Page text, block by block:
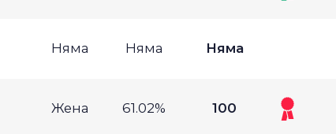
Няма Няма Няма
Жена 61.02% 100